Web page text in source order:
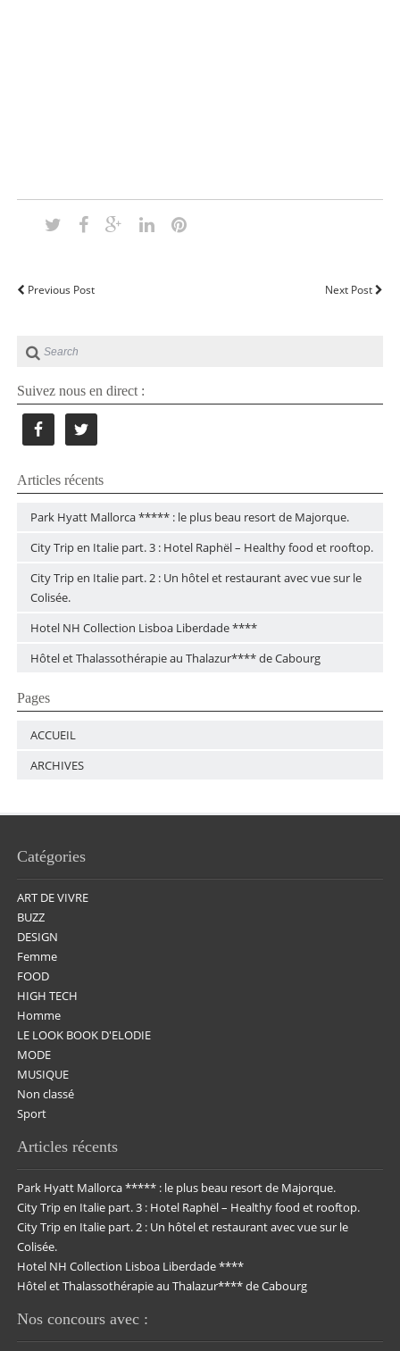
Previous Post Next Post
Suivez nous en direct :
Articles récents
Park Hyatt Mallorca ***** : le plus beau resort de Majorque.
City Trip en Italie part. 3 : Hotel Raphël – Healthy food et rooftop.
City Trip en Italie part. 2 : Un hôtel et restaurant avec vue sur le
Colisée.
Hotel NH Collection Lisboa Liberdade ****
Hôtel et Thalassothérapie au Thalazur**** de Cabourg
Pages
ACCUEIL
ARCHIVES
Catégories
ART DE VIVRE
BUZZ
DESIGN
Femme
FOOD
HIGH TECH
Homme
LE LOOK BOOK D'ELODIE
MODE
MUSIQUE
Non classé
Sport
Articles récents
Park Hyatt Mallorca ***** : le plus beau resort de Majorque.
City Trip en Italie part. 3 : Hotel Raphël – Healthy food et rooftop.
City Trip en Italie part. 2 : Un hôtel et restaurant avec vue sur le
Colisée.
Hotel NH Collection Lisboa Liberdade ****
Hôtel et Thalassothérapie au Thalazur**** de Cabourg
Nos concours avec :